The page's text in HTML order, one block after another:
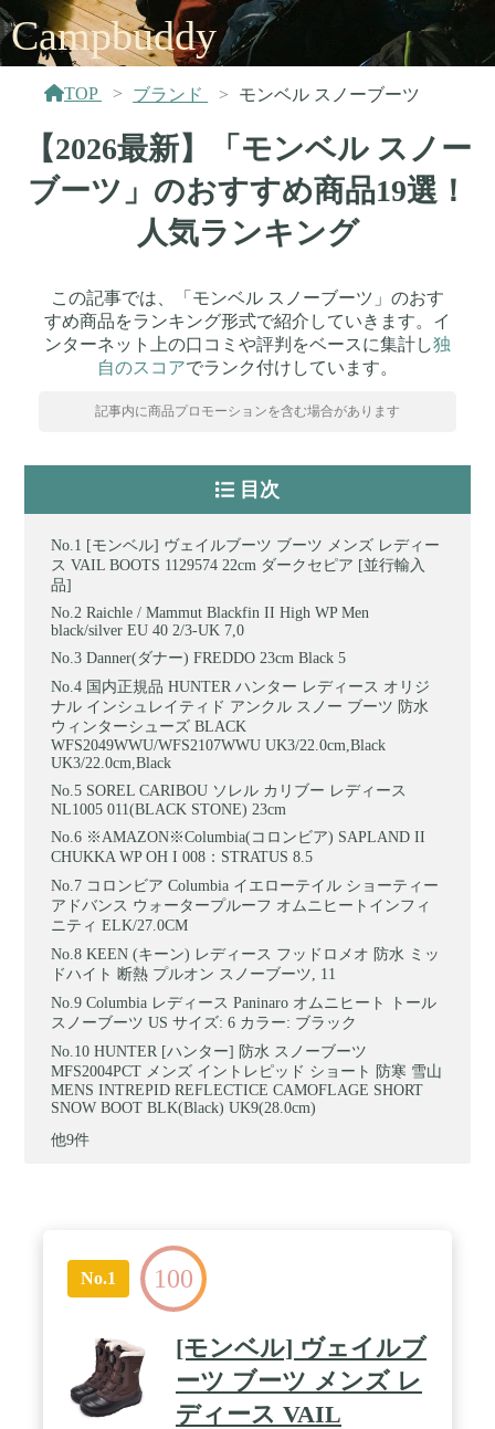
Campbuddy
TOP ブランド モンベル スノーブーツ
【2026最新】「モンベル スノー
ブーツ」のおすすめ商品19選！
人気ランキング
この記事では、「モンベル スノーブーツ」のおす
すめ商品をランキング形式で紹介していきます。イ
ンターネット上の口コミや評判をベースに集計し独
自のスコアでランク付けしています。
記事内に商品プロモーションを含む場合があります
目次
[モンベル] ヴェイルブーツ ブーツ メンズ レディー
ス VAIL BOOTS 1129574 22cm ダークセピア [並行輸入
品]
Raichle / Mammut Blackfin II High WP Men
black/silver EU 40 2/3-UK 7,0
Danner(ダナー) FREDDO 23cm Black 5
国内正規品 HUNTER ハンター レディース オリジ
ナル インシュレイティド アンクル スノー ブーツ 防水
ウィンターシューズ BLACK
WFS2049WWU/WFS2107WWU UK3/22.0cm,Black
UK3/22.0cm,Black
SOREL CARIBOU ソレル カリブー レディース
NL1005 011(BLACK STONE) 23cm
※AMAZON※Columbia(コロンビア) SAPLAND II
CHUKKA WP OH I 008：STRATUS 8.5
コロンビア Columbia イエローテイル ショーティー
アドバンス ウォータープルーフ オムニヒートインフィ
ニティ ELK/27.0CM
KEEN (キーン) レディース フッドロメオ 防水 ミッ
ドハイト 断熱 プルオン スノーブーツ, 11
Columbia レディース Paninaro オムニヒート トール
スノーブーツ US サイズ: 6 カラー: ブラック
HUNTER [ハンター] 防水 スノーブーツ
MFS2004PCT メンズ イントレピッド ショート 防寒 雪山
MENS INTREPID REFLECTICE CAMOFLAGE SHORT
SNOW BOOT BLK(Black) UK9(28.0cm)
他9件
No.1 100
[モンベル] ヴェイルブ
ーツ ブーツ メンズ レ
ディース VAIL